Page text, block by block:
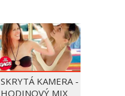
SKRYTÁ KAMERA -
HODINOVÝ MIX